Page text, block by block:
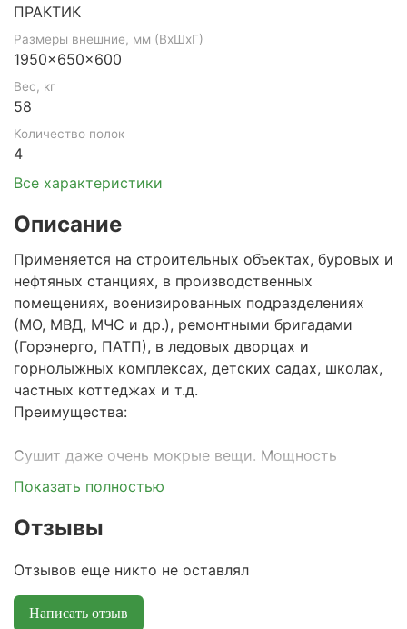
ПРАКТИК
Размеры внешние, мм (ВхШхГ)
1950x650x600
Вес, кг
58
Количество полок
4
Все характеристики
Описание
Применяется на строительных объектах, буровых и
нефтяных станциях, в производственных
помещениях, военизированных подразделениях
(МО, МВД, МЧС и др.), ремонтными бригадами
(Горэнерго, ПАТП), в ледовых дворцах и
горнолыжных комплексах, детских садах, школах,
частных коттеджах и т.д.
Преимущества:
Сушит даже очень мокрые вещи. Мощность
нагревательных элементов 2500 Вт и
производительность вентилятора 180 м3/час
позволяет просушить не просто влажные, но и
очень мокрые вещи.
Легкость эксплуатации. Температура и время
Имеется индикатор времени окончания работы.
Показать полностью
Отзывы
Отзывов еще никто не оставлял
Написать отзыв